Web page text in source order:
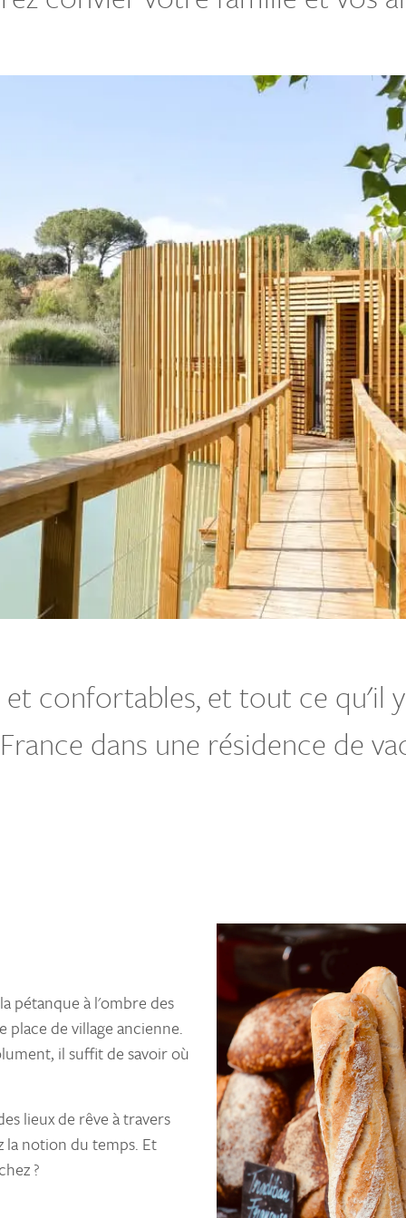
confortables, et tout ce qu'il
dans une résidence de
pétanque à l'ombre des
place de village ancienne.
il suffit de savoir où
lieux de rêve à travers
la notion du temps. Et
?